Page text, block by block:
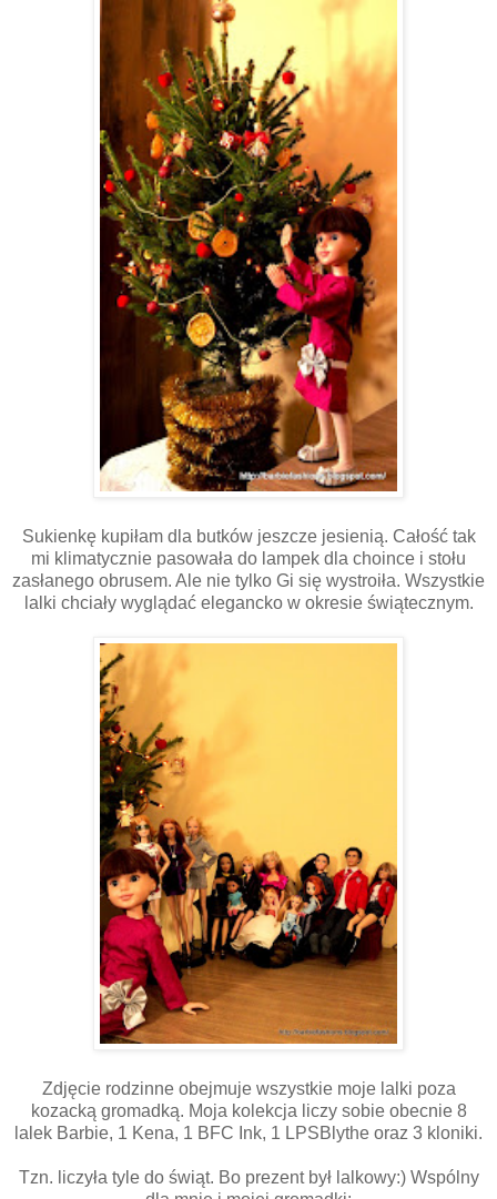
Sukienkę kupiłam dla butków jeszcze jesienią. Całość tak
mi klimatycznie pasowała do lampek dla choince i stołu
zasłanego obrusem. Ale nie tylko Gi się wystroiła. Wszystkie
lalki chciały wyglądać elegancko w okresie świątecznym.
Zdjęcie rodzinne obejmuje wszystkie moje lalki poza
kozacką gromadką. Moja kolekcja liczy sobie obecnie 8
lalek Barbie, 1 Kena, 1 BFC Ink, 1 LPSBlythe oraz 3 kloniki.
Tzn. liczyła tyle do świąt. Bo prezent był lalkowy:) Wspólny